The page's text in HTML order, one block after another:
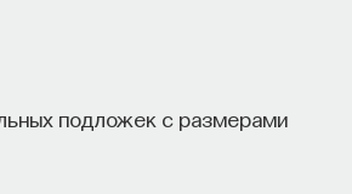
подложек с размерами